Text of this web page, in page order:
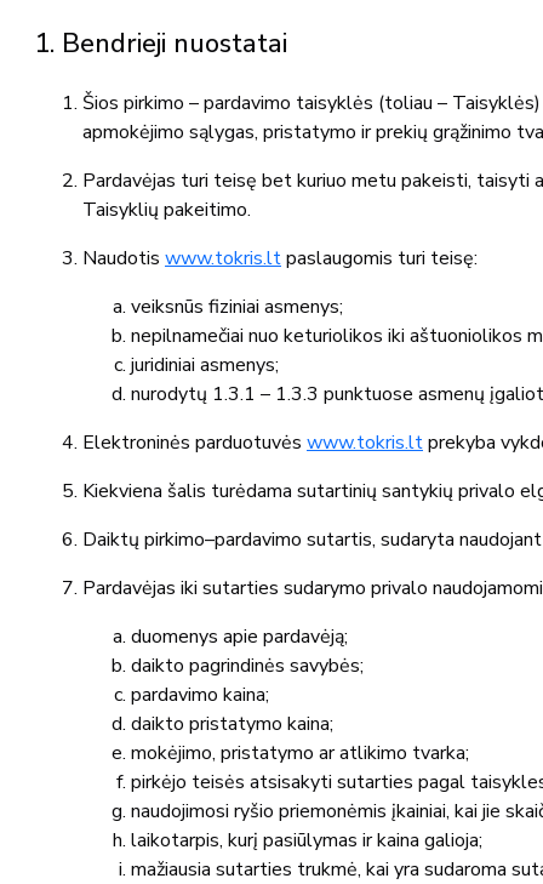
1. Bendrieji nuostatai
Šios pirkimo – pardavimo taisyklės (toliau –
apmokėjimo sąlygas, pristatymo ir prekių grąžinimo
Pardavėjas turi teisę bet kuriuo metu pakeisti,
Taisyklių pakeitimo.
Naudotis www.tokris.ltpaslaugomis turi teisę:
veiksnūs fiziniai asmenys;
nepilnamečiai nuo keturiolikos iki aštuoniolikos
juridiniai asmenys;
nurodytų 1.3.1 – 1.3.3 punktuose asmenų
Elektroninės parduotuvės www.tokris.ltprekyba
Kiekviena šalis turėdama sutartinių santykių privalo
Daiktų pirkimo–pardavimo sutartis, sudaryta
Pardavėjas iki sutarties sudarymo privalo
duomenys apie pardavėją;
daikto pagrindinės savybės;
pardavimo kaina;
daikto pristatymo kaina;
mokėjimo, pristatymo ar atlikimo tvarka;
pirkėjo teisės atsisakyti sutarties pagal
naudojimosi ryšio priemonėmis įkainiai, kai jie
laikotarpis, kurį pasiūlymas ir kaina galioja;
mažiausia sutarties trukmė, kai yra sudaroma